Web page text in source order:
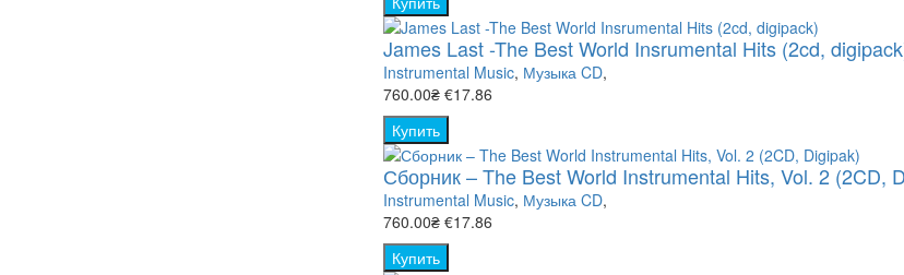
James Last -The Best World Insrumental Hits (2cd,
Instrumental Music, Музыка CD,
760.00₴ €17.86
Купить
Сборник – The Best World Instrumental Hits, Vol. 2 (2CD,
Instrumental Music, Музыка CD,
760.00₴ €17.86
Купить